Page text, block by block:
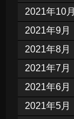
2021年10月
2021年9月
2021年8月
2021年7月
2021年6月
2021年5月